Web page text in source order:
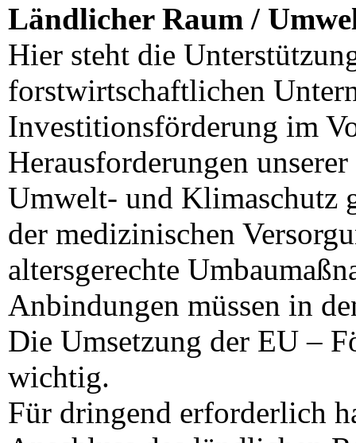
Ländlicher Raum /
Hier steht die
forstwirtschaftlichen
Investitionsförderung im
Herausforderungen
Umwelt- und Klimaschutz
der medizinischen
altersgerechte
Anbindungen müssen in
Die Umsetzung der EU –
wichtig.
Für dringend erforderlich